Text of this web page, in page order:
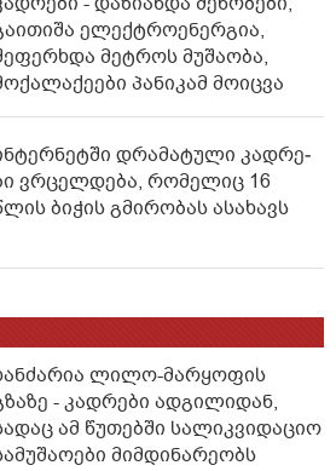
ელექტროენერგია,
მეტროს მუშაობა,
პანიკამ მოიცვა
დრა­მა­ტუ­ლი კად­რე­
ვრცელდება, რომელიც 16
ბიჭის გმირობას ასახავს
ლილო-მარყოფის
- კადრები ადგილიდან,
ამ წუთებში სალიკვიდაციო
მიმდინარეობს